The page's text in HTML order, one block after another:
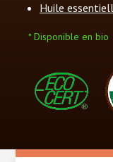
Huile
* Disponible en bio